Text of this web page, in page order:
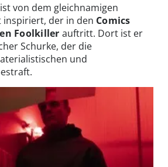
von dem gleichnamigen
inspiriert, der in den Comics
Foolkiller auftritt. Dort ist er
Schurke, der die
und